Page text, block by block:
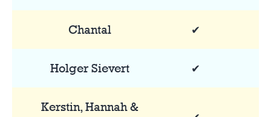
Chantal ✔
Holger Sievert ✔
Kerstin, Hannah &